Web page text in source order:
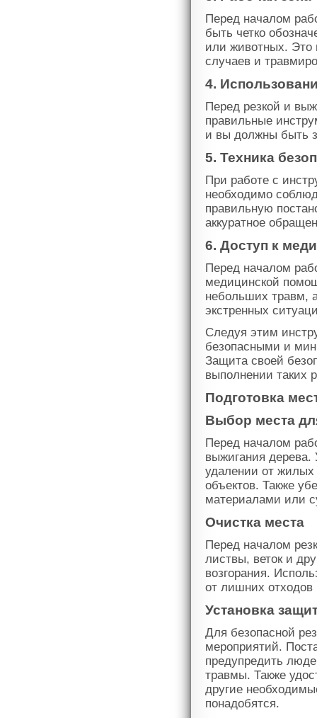
Перед началом
быть четко
или животных. Это
случаев и
4.
Перед резкой и
правильные
и вы должны быть
5. Техника
При работе с
необходимо
правильную
аккуратное
6. Доступ к
Перед началом
медицинской
небольших травм,
экстренных
Следуя этим
безопасными и
Защита своей
выполнении таких
Подготовка
Выбор места
Перед началом
выжигания дерева.
удалении от жилых
объектов. Также
материалами или
Очистка места
Перед началом
листвы, веток и
возгорания.
от лишних отходов
Установка
Для безопасной
мероприятий.
предупредить
травмы. Также
другие
понадобятся.